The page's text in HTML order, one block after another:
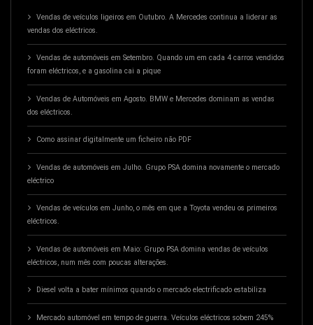
Vendas de veículos ligeiros em Outubro. A Mercedes continua a liderar as
vendas dos eléctricos.
Vendas de automóveis em Setembro. Quando um em cada 4 carros vendidos
foram eléctricos, e a gasolina cai a pique
Vendas de Automóveis em Agosto. BMW e Mercedes dominam as vendas
dos eléctricos.
Como assinar digitalmente um ficheiro não PDF
Vendas de automóveis em Julho. Grupo PSA domina novamente o mercado
eléctrico
Vendas de veículos em Junho, o mês em que a Toyota vendeu os primeiros
eléctricos.
Vendas de automóveis em Maio: Grupo PSA domina vendas de veículos
eléctricos, num mês com poucas alterações.
Diesel volta a bater mínimos quando o mercado electrificado estabiliza
Mercado automóvel em tempo de guerra. Veículos eléctricos sobem 245%